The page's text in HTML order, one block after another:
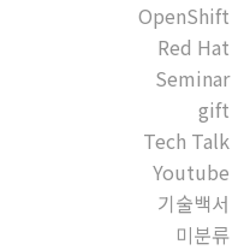
OpenShift
Red Hat
Seminar
gift
Tech Talk
Youtube
기술백서
미분류